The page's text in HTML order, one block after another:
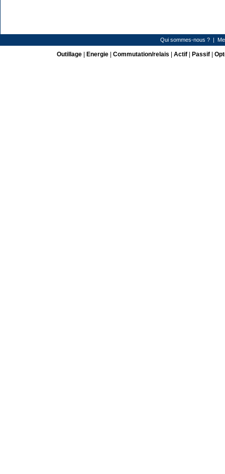
Qui sommes-nous ? |
Outillage| Energie| Commutation/relais Actif| Passif|